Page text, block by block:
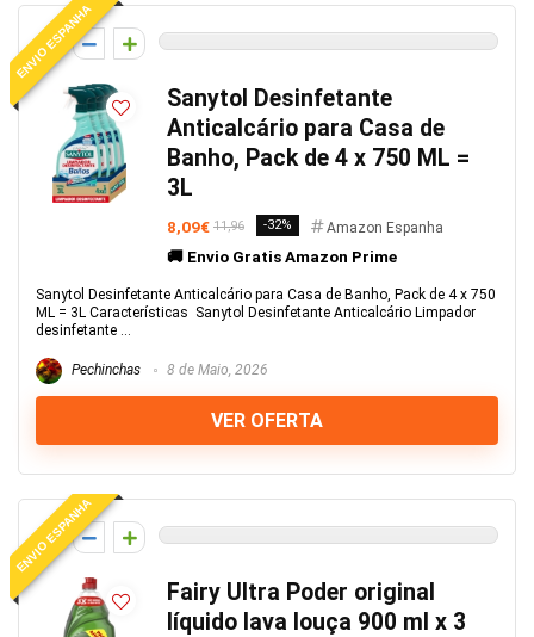
ENVIO ESPANHA
0
Sanytol Desinfetante
Anticalcário para Casa de
Banho, Pack de 4 x 750 ML =
3L
8,09€ 11,96 -32% Amazon Espanha
🚚 Envio Gratis Amazon Prime
Sanytol Desinfetante Anticalcário para Casa de Banho, Pack de 4 x 750
ML = 3L Características Sanytol Desinfetante Anticalcário Limpador
desinfetante ...
Pechinchas 8 de Maio, 2026
VER OFERTA
ENVIO ESPANHA
0
Fairy Ultra Poder original
líquido lava louça 900 ml x 3